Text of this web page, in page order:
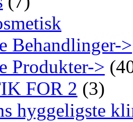
Behandlinger->
Produkter->
FOR 2 (3)
hyggeligste